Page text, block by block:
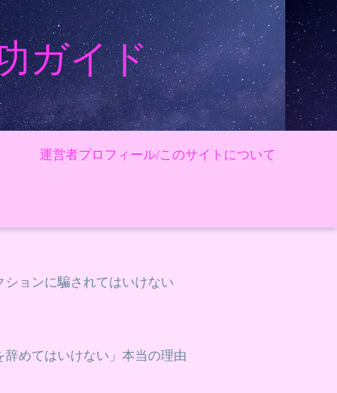
ガイド
運営者プロフィール/このサイトについて
ョンに騙されてはいけない
めてはいけない」本当の理由